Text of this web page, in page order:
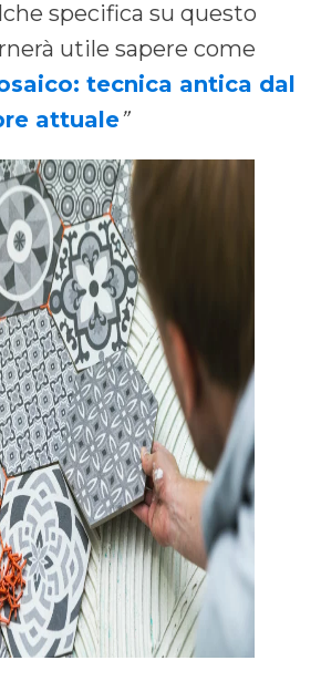
specifica su questo
utile sapere come
tecnica antica dal
attuale”